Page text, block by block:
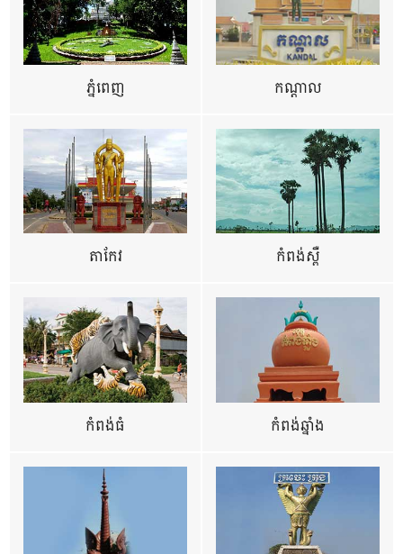
ភ្នំពេញ កណ្តាល
តាកែវ កំពង់ស្ពឺ
កំពង់ធំ កំពង់ឆ្នាំង